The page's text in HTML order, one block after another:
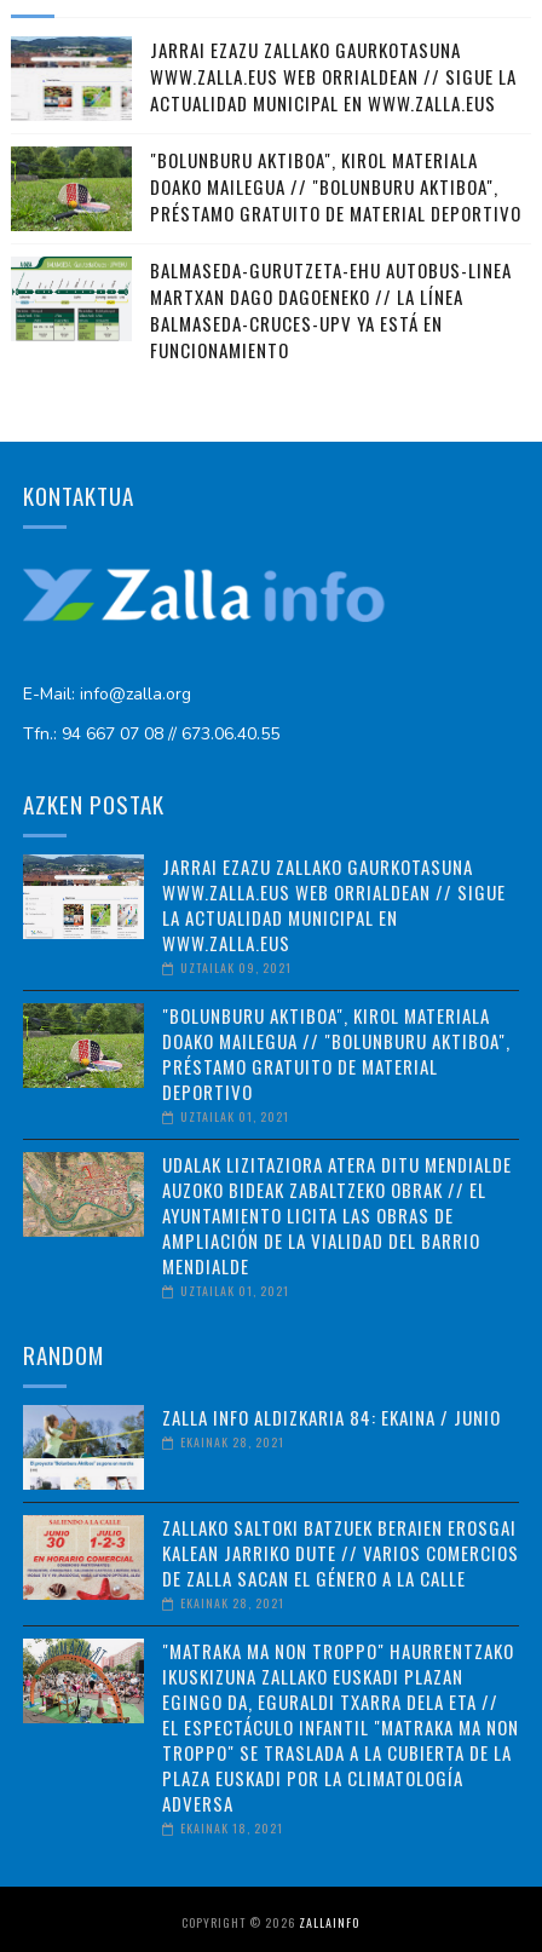
JARRAI EZAZU ZALLAKO GAURKOTASUNA
WWW.ZALLA.EUS WEB ORRIALDEAN // SIGUE LA
ACTUALIDAD MUNICIPAL EN WWW.ZALLA.EUS
"BOLUNBURU AKTIBOA", KIROL MATERIALA
DOAKO MAILEGUA // "BOLUNBURU AKTIBOA",
PRÉSTAMO GRATUITO DE MATERIAL DEPORTIVO
BALMASEDA-GURUTZETA-EHU AUTOBUS-LINEA
MARTXAN DAGO DAGOENEKO // LA LÍNEA
BALMASEDA-CRUCES-UPV YA ESTÁ EN
FUNCIONAMIENTO
KONTAKTUA
E-Mail: info@zalla.org
Tfn.: 94 667 07 08 // 673.06.40.55
AZKEN POSTAK
JARRAI EZAZU ZALLAKO GAURKOTASUNA
WWW.ZALLA.EUS WEB ORRIALDEAN // SIGUE
LA ACTUALIDAD MUNICIPAL EN
WWW.ZALLA.EUS
UZTAILAK 09, 2021
"BOLUNBURU AKTIBOA", KIROL MATERIALA
DOAKO MAILEGUA // "BOLUNBURU AKTIBOA",
PRÉSTAMO GRATUITO DE MATERIAL
DEPORTIVO
UZTAILAK 01, 2021
UDALAK LIZITAZIORA ATERA DITU MENDIALDE
AUZOKO BIDEAK ZABALTZEKO OBRAK // EL
AYUNTAMIENTO LICITA LAS OBRAS DE
AMPLIACIÓN DE LA VIALIDAD DEL BARRIO
MENDIALDE
UZTAILAK 01, 2021
RANDOM
ZALLA INFO ALDIZKARIA 84: EKAINA / JUNIO
EKAINAK 28, 2021
ZALLAKO SALTOKI BATZUEK BERAIEN EROSGAI
KALEAN JARRIKO DUTE // VARIOS COMERCIOS
DE ZALLA SACAN EL GÉNERO A LA CALLE
EKAINAK 28, 2021
"MATRAKA MA NON TROPPO" HAURRENTZAKO
IKUSKIZUNA ZALLAKO EUSKADI PLAZAN
EGINGO DA, EGURALDI TXARRA DELA ETA //
EL ESPECTÁCULO INFANTIL "MATRAKA MA NON
TROPPO" SE TRASLADA A LA CUBIERTA DE LA
PLAZA EUSKADI POR LA CLIMATOLOGÍA
ADVERSA
EKAINAK 18, 2021
COPYRIGHT © 2026 ZALLAINFO